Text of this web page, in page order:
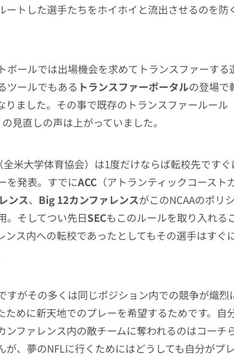
ートした選手たちをホイホイと流出させるのを防
ボールでは出場機会を求めてトランスファーする
ツールでもある トランスファーポータルの登場で
りました。その事で既存のトランスファールール
見直しの声は上がっていました。
（全米大学体育協会）は1度だけならば転校先です
を発表。すでにACC （アトランティックコースト
ンス、 Big 12カンファレンスがこのNCAAのポリ
。そしてつい先日SECもこのルールを取り入れる
ンス内への転校であったとしてもその選手はすぐ
すがその多くは同じポジション内での競争が熾烈
ために新天地でのプレーを希望するためです。自
ンファレンス内の敵チームに奪われるのはコーチ
が、夢のNFLに行くためにはどうしても自分がプ